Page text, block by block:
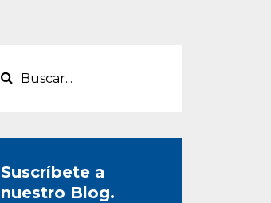
Suscríbete a
nuestro Blog.